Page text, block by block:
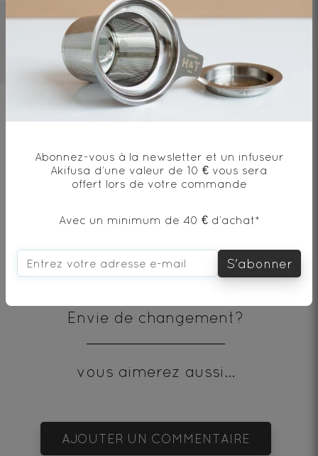
2mn 70°C/158°F 10g/l
Ingrédients
Thé vert* - Origine Chine / Green tea*
from China
Envie de changement?
vous aimerez aussi...
AJOUTER UN COMMENTAIRE
Abonnez-vous à la newsletter et un infuseur
Akifusa d’une valeur de 10 € vous sera
offert lors de votre commande
Avec un minimum de 40 € d’achat*
S'abonner